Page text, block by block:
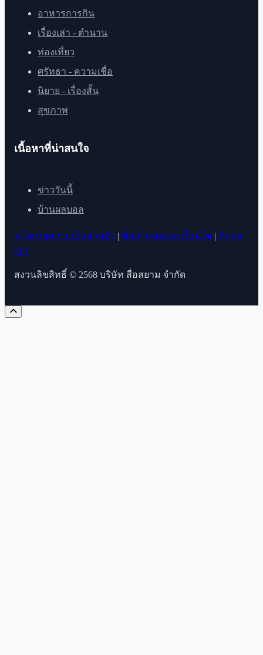
อาหารการกิน
เรื่องเล่า - ตำนาน
ท่องเที่ยว
ศรัทธา - ความเชื่อ
นิยาย - เรื่องสั้น
สุขภาพ
เนื้อหาที่น่าสนใจ
ข่าววันนี้
บ้านผลบอล
นโยบายความเป็นส่วนตัว | ข้อกำหนดและเงื่อนไข | ติดต่อ
เรา
สงวนลิขสิทธิ์ © 2568 บริษัท สื่อสยาม จำกัด